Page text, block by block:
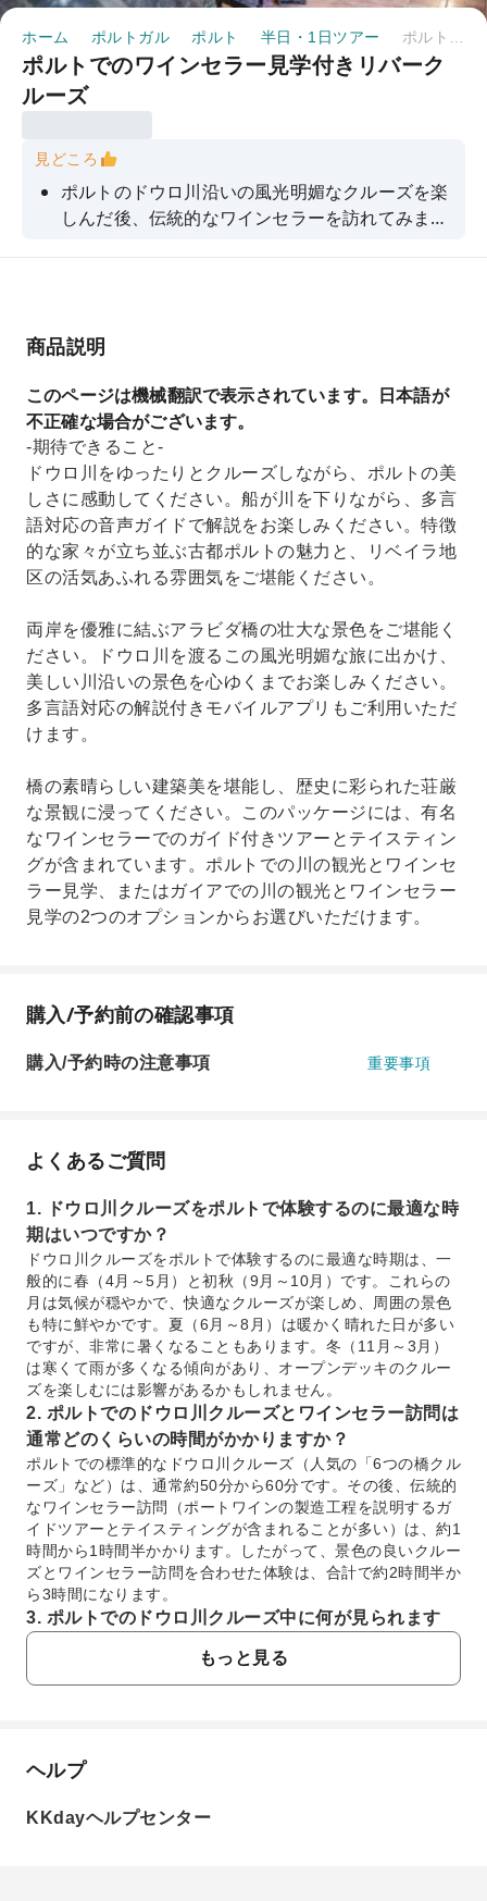
ホーム ポルトガル ポルト 半日・1日ツアー
ポルトでのワインセラー見学付きリバーク
ルーズ
見どころ
ポルトのドウロ川沿いの風光明媚なクルーズを楽
しんだ後、伝統的なワインセラーを訪れてみませ
商品説明
このページは機械翻訳で表示されています。日本語が
不正確な場合がございます。
-期待できること-
ドウロ川をゆったりとクルーズしながら、ポルトの美
しさに感動してください。船が川を下りながら、多言
語対応の音声ガイドで解説をお楽しみください。特徴
的な家々が立ち並ぶ古都ポルトの魅力と、リベイラ地
区の活気あふれる雰囲気をご堪能ください。
両岸を優雅に結ぶアラビダ橋の壮大な景色をご堪能く
ださい。ドウロ川を渡るこの風光明媚な旅に出かけ、
美しい川沿いの景色を心ゆくまでお楽しみください。
多言語対応の解説付きモバイルアプリもご利用いただ
けます。
橋の素晴らしい建築美を堪能し、歴史に彩られた荘厳
な景観に浸ってください。このパッケージには、有名
なワインセラーでのガイド付きツアーとテイスティン
グが含まれています。ポルトでの川の観光とワインセ
ラー見学、またはガイアでの川の観光とワインセラー
見学の2つのオプションからお選びいただけます。
購入/予約前の確認事項
購入/予約時の注意事項 重要事項
よくあるご質問
1. ドウロ川クルーズをポルトで体験するのに最適な時
期はいつですか？
ドウロ川クルーズをポルトで体験するのに最適な時期は、一
般的に春（4月～5月）と初秋（9月～10月）です。これらの
月は気候が穏やかで、快適なクルーズが楽しめ、周囲の景色
も特に鮮やかです。夏（6月～8月）は暖かく晴れた日が多い
ですが、非常に暑くなることもあります。冬（11月～3月）
は寒くて雨が多くなる傾向があり、オープンデッキのクルー
ズを楽しむには影響があるかもしれません。
2. ポルトでのドウロ川クルーズとワインセラー訪問は
通常どのくらいの時間がかかりますか？
ポルトでの標準的なドウロ川クルーズ（人気の「6つの橋クル
ーズ」など）は、通常約50分から60分です。その後、伝統的
なワインセラー訪問（ポートワインの製造工程を説明するガ
イドツアーとテイスティングが含まれることが多い）は、約1
時間から1時間半かかります。したがって、景色の良いクルー
ズとワインセラー訪問を合わせた体験は、合計で約2時間半か
ら3時間になります。
3. ポルトでのドウロ川クルーズ中に何が見られます
か？
ポルトでの景色の良いドウロ川クルーズでは、片岸には歴史
的なリベイラ地区、もう片岸にはカラフルな建物と賑やかな
です。また、伝統的なラベロ船、商館、街の建築的ランドマ
観を楽しめます。
もっと見る
よくあるご質問
ヘルプ
KKdayヘルプセンター